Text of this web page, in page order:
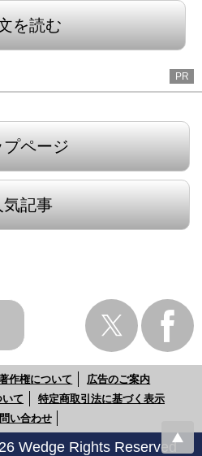
を読む
PR
プページ
気記事
作権について
広告のご案内
て
特定商取引法に基づく表示
い合わせ
Wedge Rights Reserved